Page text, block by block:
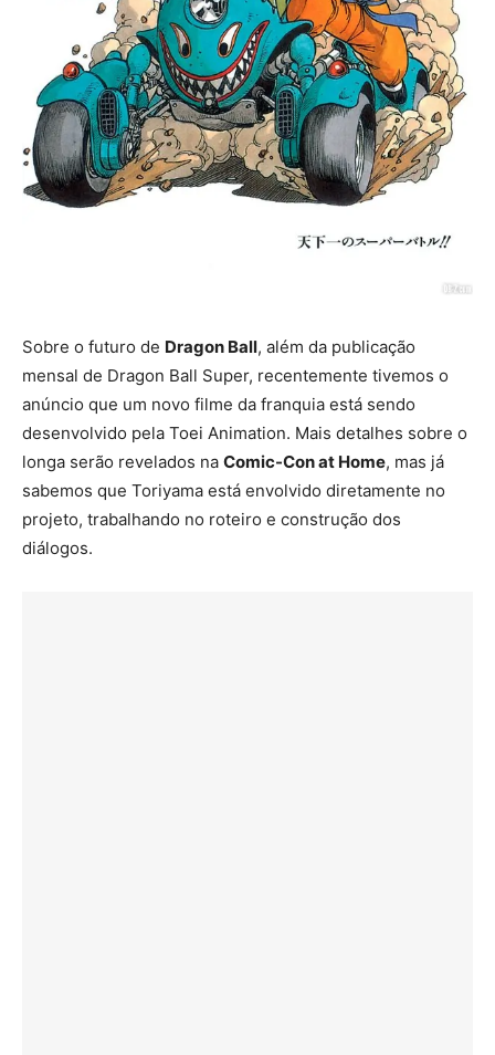
Sobre o futuro de Dragon Ball, além da publicação
mensal de Dragon Ball Super, recentemente tivemos o
anúncio que um novo filme da franquia está sendo
desenvolvido pela Toei Animation. Mais detalhes sobre o
longa serão revelados na Comic-Con at Home, mas já
sabemos que Toriyama está envolvido diretamente no
projeto, trabalhando no roteiro e construção dos
diálogos.